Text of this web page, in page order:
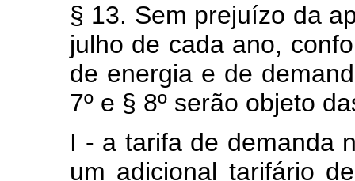
§ 13. Sem prejuízo da
julho de cada ano,
de energia e de
7º e § 8º serão objeto
I - a tarifa de demanda
um adicional tarifário